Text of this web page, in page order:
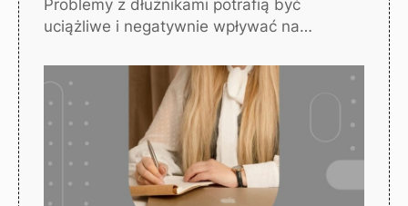
Problemy z dłużnikami potrafią być
uciążliwe i negatywnie wpływać na…